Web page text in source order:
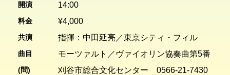
開演 14:00
料金 ¥4,000
共演 指揮：中田延亮／東京シティ・フィル
曲目 モーツァルト／ヴァイオリン協奏曲第5番
(問) 刈谷市総合文化センター 0566-21-7430